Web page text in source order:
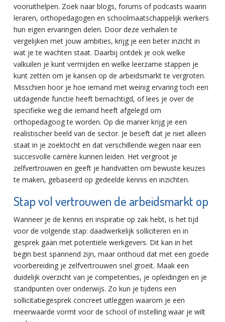
vooruithelpen. Zoek naar blogs, forums of podcasts waarin
leraren, orthopedagogen en schoolmaatschappelijk werkers
hun eigen ervaringen delen. Door deze verhalen te
vergelijken met jouw ambities, krijg je een beter inzicht in
wat je te wachten staat. Daarbij ontdek je ook welke
valkuilen je kunt vermijden en welke leerzame stappen je
kunt zetten om je kansen op de arbeidsmarkt te vergroten.
Misschien hoor je hoe iemand met weinig ervaring toch een
uitdagende functie heeft bemachtigd, of lees je over de
specifieke weg die iemand heeft afgelegd om
orthopedagoog te worden. Op die manier krijg je een
realistischer beeld van de sector. Je beseft dat je niet alleen
staat in je zoektocht en dat verschillende wegen naar een
succesvolle carrière kunnen leiden. Het vergroot je
zelfvertrouwen en geeft je handvatten om bewuste keuzes
te maken, gebaseerd op gedeelde kennis en inzichten.
Stap vol vertrouwen de arbeidsmarkt op
Wanneer je de kennis en inspiratie op zak hebt, is het tijd
voor de volgende stap: daadwerkelijk solliciteren en in
gesprek gaan met potentiële werkgevers. Dit kan in het
begin best spannend zijn, maar onthoud dat met een goede
voorbereiding je zelfvertrouwen snel groeit. Maak een
duidelijk overzicht van je competenties, je opleidingen en je
standpunten over onderwijs. Zo kun je tijdens een
sollicitatiegesprek concreet uitleggen waarom je een
meerwaarde vormt voor de school of instelling waar je wilt